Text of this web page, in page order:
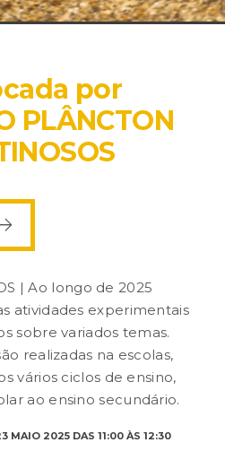
por
PLÂNCTON
| Ao longo de 2025
atividades experimentais
sobre variados temas.
realizadas na escolas,
vários ciclos de ensino,
ao ensino secundário.
MAIO 2025 DAS 11:00 ÀS 12:30